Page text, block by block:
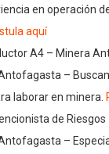
en operación
aquí
A4 – Minera
–
laborar en minera.
de Riesgos
–